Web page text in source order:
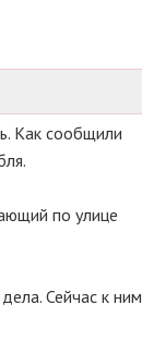
Как сообщили
по улице
Сейчас к ним